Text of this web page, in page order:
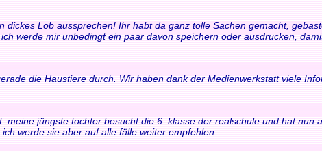
Lob aussprechen! Ihr habt da ganz tolle Sachen gemacht,
werde mir unbedingt ein paar davon speichern oder ausdrucken,
die Haustiere durch. Wir haben dank der Medienwerkstatt viele
jüngste tochter besucht die 6. klasse der realschule und hat nun
werde sie aber auf alle fälle weiter empfehlen.